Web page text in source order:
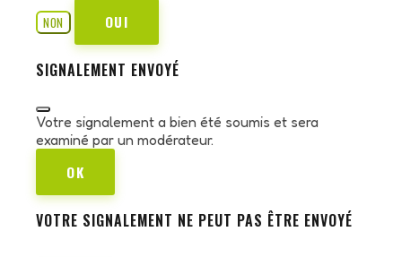
NON
OUI
SIGNALEMENT ENVOYÉ
Votre signalement a bien été soumis et sera
examiné par un modérateur.
OK
VOTRE SIGNALEMENT NE PEUT PAS ÊTRE ENVOYÉ